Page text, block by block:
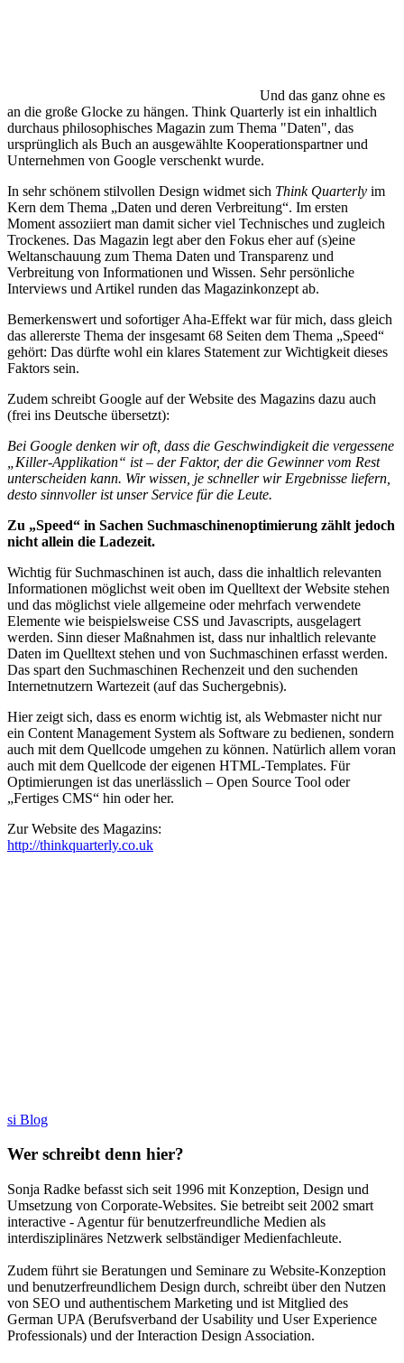
Und das ganz ohne es
an die große Glocke zu hängen. Think Quarterly ist ein inhaltlich
durchaus philosophisches Magazin zum Thema "Daten", das
ursprünglich als Buch an ausgewählte Kooperationspartner und
Unternehmen von Google verschenkt wurde.
In sehr schönem stilvollen Design widmet sich Think Quarterly im
Kern dem Thema „Daten und deren Verbreitung“. Im ersten
Moment assoziiert man damit sicher viel Technisches und zugleich
Trockenes. Das Magazin legt aber den Fokus eher auf (s)eine
Weltanschauung zum Thema Daten und Transparenz und
Verbreitung von Informationen und Wissen. Sehr persönliche
Interviews und Artikel runden das Magazinkonzept ab.
Bemerkenswert und sofortiger Aha-Effekt war für mich, dass gleich
das allererste Thema der insgesamt 68 Seiten dem Thema „Speed“
gehört: Das dürfte wohl ein klares Statement zur Wichtigkeit dieses
Faktors sein.
Zudem schreibt Google auf der Website des Magazins dazu auch
(frei ins Deutsche übersetzt):
Bei Google denken wir oft, dass die Geschwindigkeit die vergessene
„Killer-Applikation“ ist – der Faktor, der die Gewinner vom Rest
unterscheiden kann. Wir wissen, je schneller wir Ergebnisse liefern,
desto sinnvoller ist unser Service für die Leute.
Zu „Speed“ in Sachen Suchmaschinenoptimierung zählt jedoch
nicht allein die Ladezeit.
Wichtig für Suchmaschinen ist auch, dass die inhaltlich relevanten
Informationen möglichst weit oben im Quelltext der Website stehen
und das möglichst viele allgemeine oder mehrfach verwendete
Elemente wie beispielsweise CSS und Javascripts, ausgelagert
werden. Sinn dieser Maßnahmen ist, dass nur inhaltlich relevante
Daten im Quelltext stehen und von Suchmaschinen erfasst werden.
Das spart den Suchmaschinen Rechenzeit und den suchenden
Internetnutzern Wartezeit (auf das Suchergebnis).
Hier zeigt sich, dass es enorm wichtig ist, als Webmaster nicht nur
ein Content Management System als Software zu bedienen, sondern
auch mit dem Quellcode umgehen zu können. Natürlich allem voran
auch mit dem Quellcode der eigenen HTML-Templates. Für
Optimierungen ist das unerlässlich – Open Source Tool oder
„Fertiges CMS“ hin oder her.
Zur Website des Magazins:
http://thinkquarterly.co.uk
si Blog
Wer schreibt denn hier?
Sonja Radke befasst sich seit 1996 mit Konzeption, Design und
Umsetzung von Corporate-Websites. Sie betreibt seit 2002 smart
interactive - Agentur für benutzerfreundliche Medien als
interdisziplinäres Netzwerk selbständiger Medienfachleute.
Zudem führt sie Beratungen und Seminare zu Website-Konzeption
und benutzerfreundlichem Design durch, schreibt über den Nutzen
von SEO und authentischem Marketing und ist Mitglied des
German UPA (Berufsverband der Usability und User Experience
Professionals) und der Interaction Design Association.